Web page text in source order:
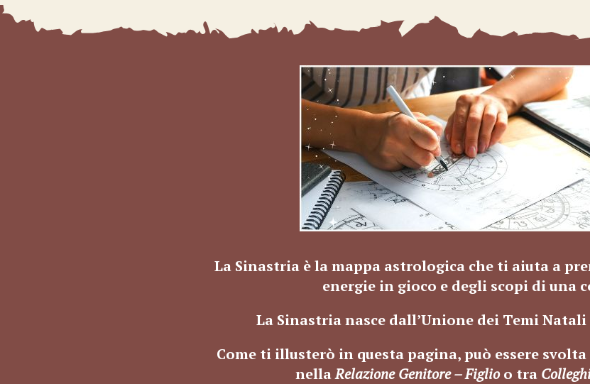
La Sinastria èla mappa astrologica che ti aiuta a
energie in gioco e degli scopi di una
La Sinastria nasce dall’Unione dei Temi Natali
Come ti illusterò in questa pagina, può essere
nellaRelazione Genitore – Figlioo tra